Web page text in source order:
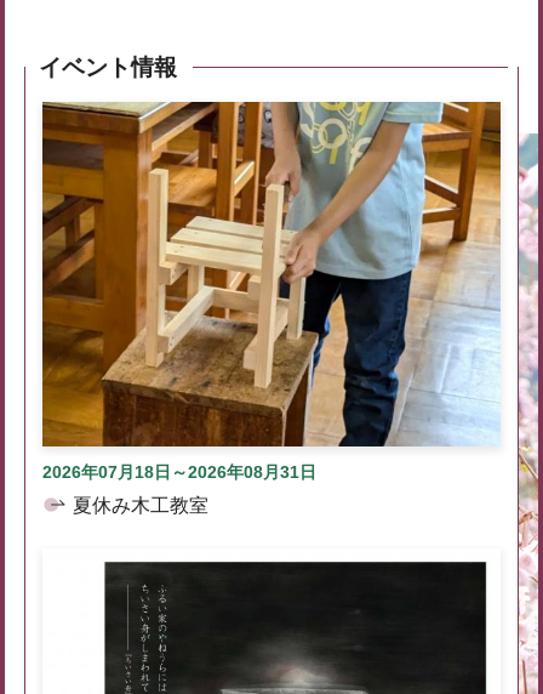
イベント情報
2026年07月18日～2026年08月31日
夏休み木工教室